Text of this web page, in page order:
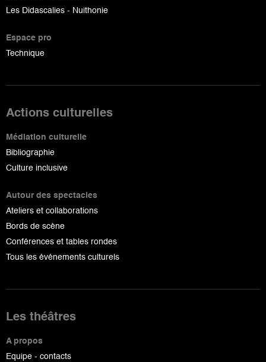
Les Didascalies - Nuithonie
Espace pro
Technique
Actions culturelles
Médiation culturelle
Bibliographie
Culture inclusive
Autour des spectacles
Ateliers et collaborations
Bords de scène
Conférences et tables rondes
Tous les événements culturels
Les théâtres
A propos
Equipe - contacts